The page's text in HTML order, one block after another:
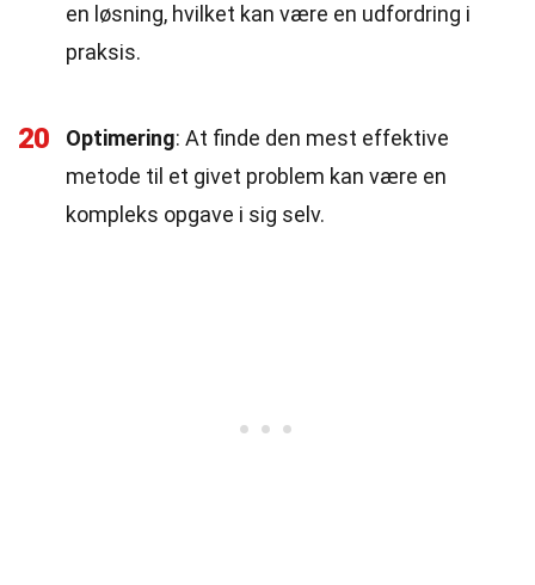
en løsning, hvilket kan være en udfordring i
praksis.
20 Optimering: At finde den mest effektive
metode til et givet problem kan være en
kompleks opgave i sig selv.